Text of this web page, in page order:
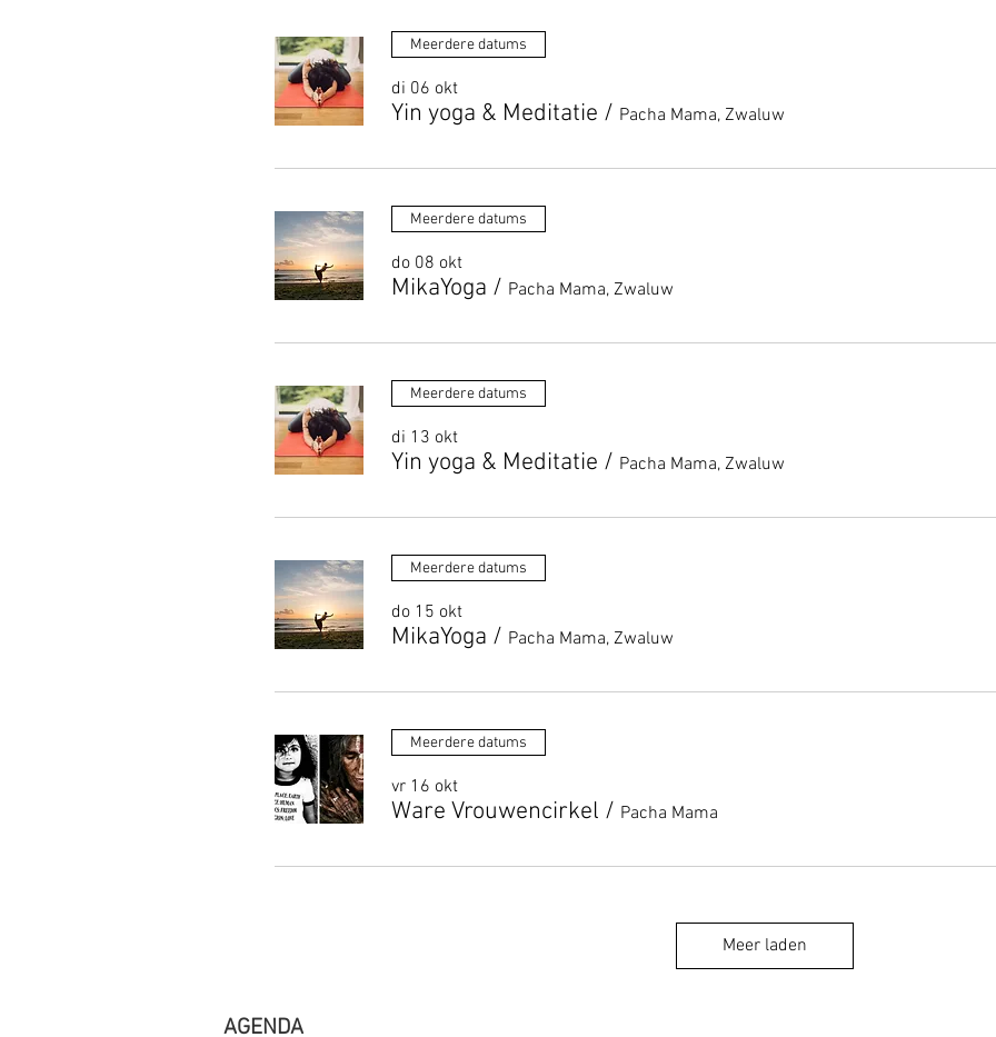
Meerdere datums
di 06 okt
Yin yoga & Meditatie / Pacha Mama, Zwaluw
Meerdere datums
do 08 okt
MikaYoga / Pacha Mama, Zwaluw
Meerdere datums
di 13 okt
Yin yoga & Meditatie / Pacha Mama, Zwaluw
Meerdere datums
do 15 okt
MikaYoga / Pacha Mama, Zwaluw
Meerdere datums
vr 16 okt
Ware Vrouwencirkel / Pacha Mama
Meer laden
AGENDA